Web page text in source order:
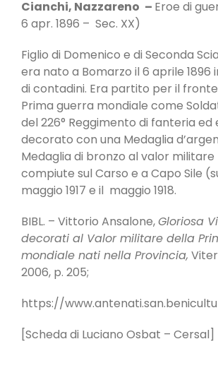
Cianchi, Nazzareno – Eroe di
6 apr. 1896 – Sec. XX)
Figlio di Domenico e di Seconda
era nato a Bomarzo il 6 aprile 1896
di contadini. Era partito per il
Prima guerra mondiale come
del 226° Reggimento di fanteria
decorato con una Medaglia
Medaglia di bronzo al valor militare
compiute sul Carso e a Capo Sile
maggio 1917 e il maggio 1918.
BIBL. – Vittorio Ansalone,Gloriosa
decorati al Valor militare della
mondiale nati nella Provincia,
2006, p. 205;
https://
[Scheda di Luciano Osbat – Cersal]